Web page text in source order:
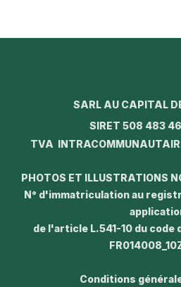
SARL AU CAPITAL
SIRET 508 483
TVA
PHOTOS ET ILLUSTRATIONS
N° d'immatriculation au
de l'article L.541-10 du code
Conditions